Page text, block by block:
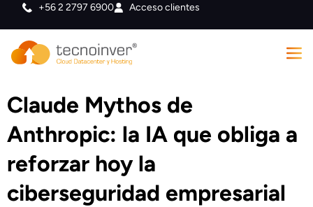
+56 2 2797 6900 Acceso clientes
Claude Mythos de
Anthropic: la IA que obliga a
reforzar hoy la
ciberseguridad empresarial